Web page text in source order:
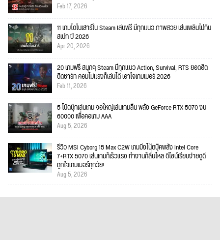
Feb 17, 2026
11 เกมไดโนเสาร์ใน Steam เล่นฟรี มีทุกแนว ภาพสวย เล่นเพลินไม่กิน
สเปก ปี 2026
Apr 20, 2026
20 เกมฟรี สนุกๆ Steam มีทุกแนว Action, Survival, RTS ยอดฮิต
ติดชาร์ท คอมไม่แรงก็เล่นได้ เอาใจเกมเมอร์ 2026
Feb 11, 2026
5 โน้ตบุ๊กเล่นเกม จอใหญ่เล่นเกมลื่น พลัง GeForce RTX 5070 งบ
60000 เพื่อคอเกม AAA
Aug 5, 2026
รีวิว MSI Cyborg 15 Max C2W เกมมิ่งโน้ตบุ๊คพลัง Intel Core
7+RTX 5070 เล่นเกมก็เร็วแรง ทำงานก็ลื่นไหล ดีไซน์เรียบง่ายดูดี
ถูกใจเกมเมอร์ทุกวัย!
Aug 5, 2026